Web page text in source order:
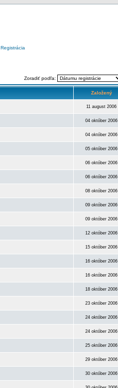
Registrácia
Zoradiť podľa:
Založený
11 august 2006
04 október 2006
04 október 2006
05 október 2006
06 október 2006
06 október 2006
08 október 2006
09 október 2006
09 október 2006
12 október 2006
15 október 2006
16 október 2006
16 október 2006
18 október 2006
23 október 2006
24 október 2006
24 október 2006
25 október 2006
29 október 2006
30 október 2006